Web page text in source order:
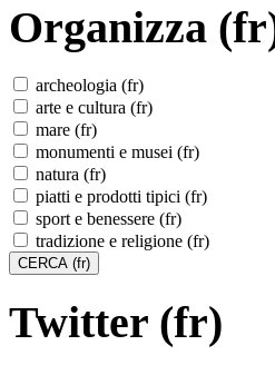
Organizza
archeologia (fr)
arte e cultura (fr)
mare (fr)
monumenti e musei (fr)
natura (fr)
piatti e prodotti tipici (fr)
sport e benessere (fr)
tradizione e religione (fr)
Twitter (fr)